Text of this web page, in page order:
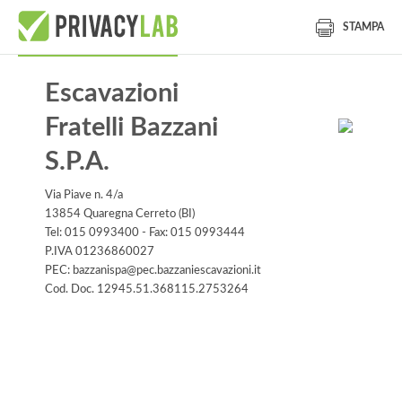
STAMPA
Escavazioni
Fratelli Bazzani
S.P.A.
Via Piave n. 4/a
13854 Quaregna Cerreto (BI)
Tel: 015 0993400 - Fax: 015 0993444
P.IVA 01236860027
PEC: bazzanispa@pec.bazzaniescavazioni.it
Cod. Doc. 12945.51.368115.2753264